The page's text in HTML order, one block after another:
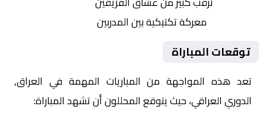
معركة تكتيكية بين المدربين
توقعات المباراة
تعد هذه المواجهة من المباريات المهمة في العراق,
الدوري العراقي، حيث يتوقع المحللون أن تشهد المباراة: